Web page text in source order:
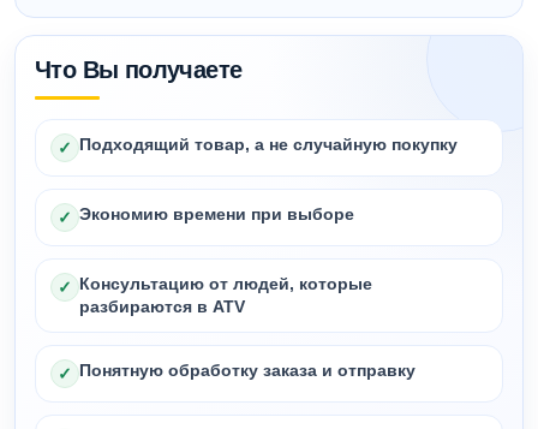
Что Вы получаете
✓ Подходящий товар, а не случайную покупку
✓ Экономию времени при выборе
✓ Консультацию от людей, которые
разбираются в ATV
✓ Понятную обработку заказа и отправку